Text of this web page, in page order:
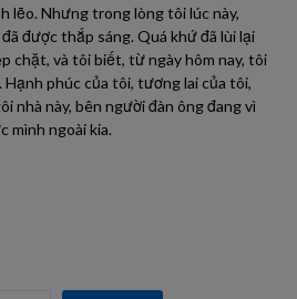
lẽo. Nhưng trong lòng tôi lúc này,
được thắp sáng. Quá khứ đã lùi lại
chặt, và tôi biết, từ ngày hôm nay, tôi
Hạnh phúc của tôi, tương lai của tôi,
nhà này, bên người đàn ông đang vì
mình ngoài kia.